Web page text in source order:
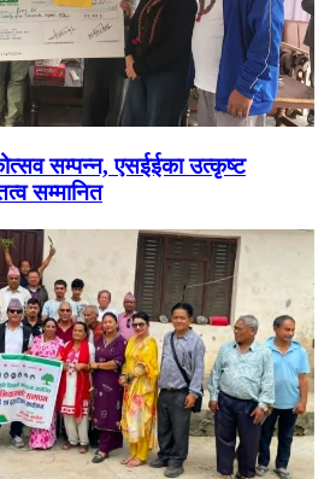
सम्पन्न, एसईईका उत्कृष्ट
सम्मानित